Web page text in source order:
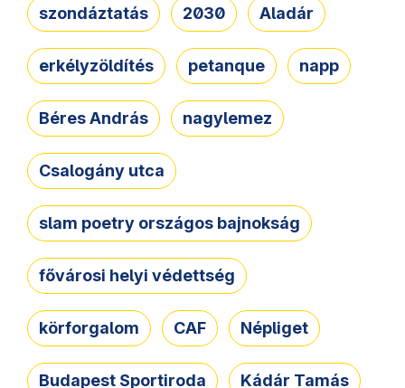
szondáztatás 2030 Aladár
erkélyzöldítés petanque napp
Béres András nagylemez
Csalogány utca
slam poetry országos bajnokság
fővárosi helyi védettség
körforgalom CAF Népliget
Budapest Sportiroda Kádár Tamás